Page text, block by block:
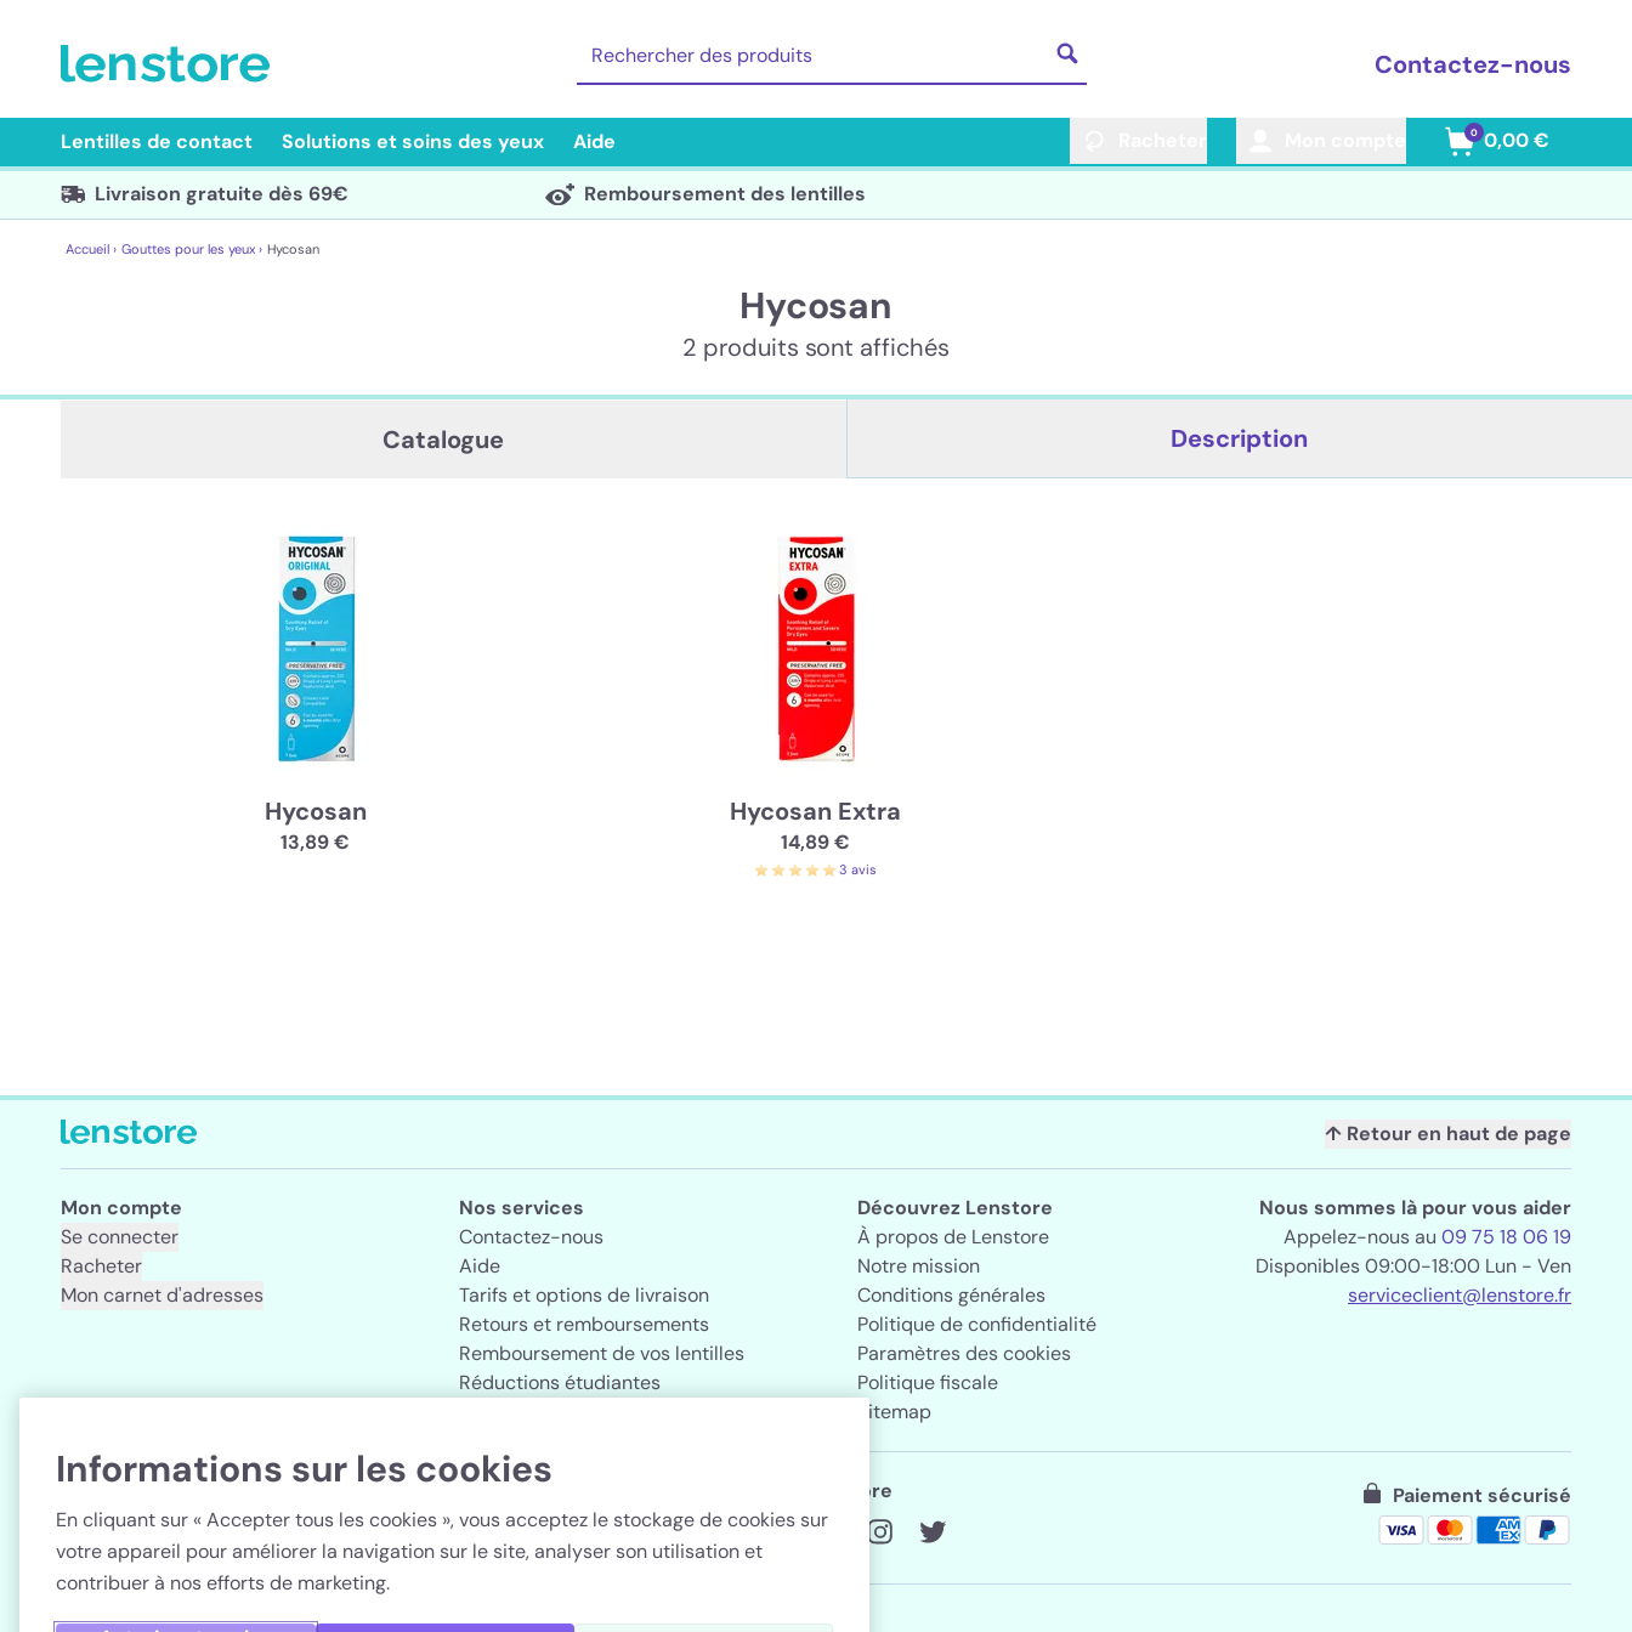
Contactez-nous
Lentilles de contact Solutions et soins des yeux Aide 0 0,00 €
Livraison gratuite dès 69€ Remboursement des lentilles
Accueil › Gouttes pour les yeux › Hycosan
Hycosan
2 produits sont affichés
Catalogue Description
Hycosan
13,89 €
Hycosan Extra
14,89 €
3 avis
↑ Retour en haut de page
Mon compte
Se connecter
Racheter
Mon carnet d'adresses
Nos services
Contactez-nous
Aide
Tarifs et options de livraison
Retours et remboursements
Remboursement de vos lentilles
Réductions étudiantes
Découvrez Lenstore
À propos de Lenstore
Notre mission
Conditions générales
Politique de confidentialité
Paramètres des cookies
Politique fiscale
Sitemap
Nous sommes là pour vous aider
Appelez-nous au 09 75 18 06 19
Disponibles 09:00-18:00 Lun - Ven
serviceclient@lenstore.fr
Suivez Lenstore Paiement sécurisé
Informations sur les cookies
En cliquant sur « Accepter tous les cookies », vous acceptez le stockage de cookies sur
votre appareil pour améliorer la navigation sur le site, analyser son utilisation et
contribuer à nos efforts de marketing.